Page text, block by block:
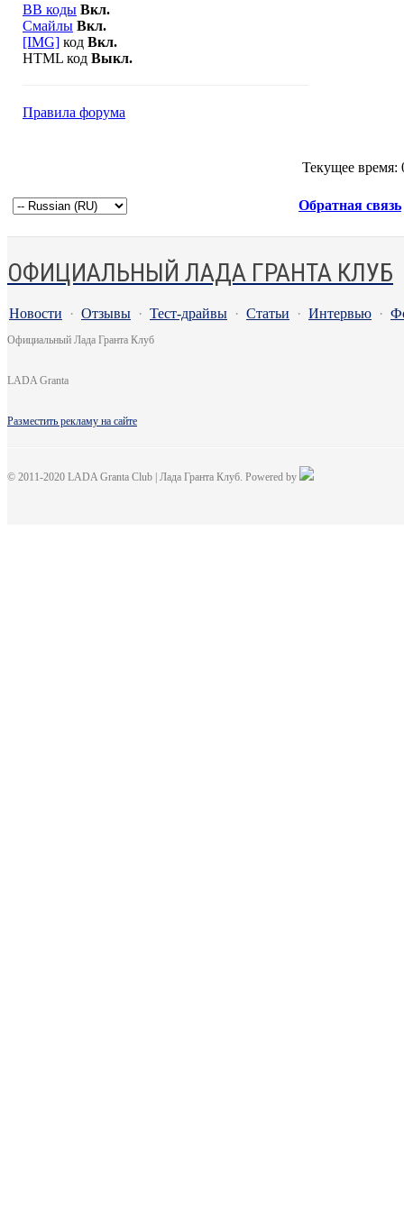
BB коды Вкл.
Смайлы Вкл.
[IMG] код Вкл.
HTML код Выкл.
Правила форума
Текущее время:
Обратная связь
ОФИЦИАЛЬНЫЙ ЛАДА ГРАНТА КЛУБ
Новости · Отзывы · Тест-драйвы · Статьи · Интервью ·
Официальный Лада Гранта Клуб
LADA Granta
Разместить рекламу на сайте
© 2011-2020 LADA Granta Club | Лада Гранта Клуб. Powered by